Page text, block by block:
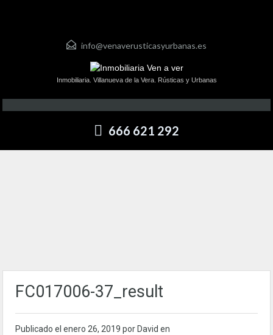
info@venaverusticasyurbanas.es
Inmobiliaria. Villanueva de la Vera. Rústicas y Urbanas
666 621 292
FC017006-37_result
Publicado el enero 26, 2019 por David en